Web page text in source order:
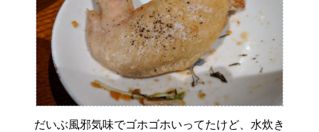
だいぶ風邪気味でゴホゴホいってたけど、水炊き